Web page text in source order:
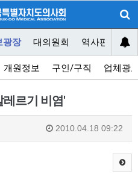
광장 대의원회 역사편찬위원
개원정보 구인/구직 업체광
레르기 비염'
2010.04.18 09:22